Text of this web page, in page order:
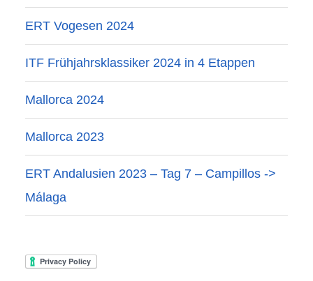
ERT Vogesen 2024
ITF Frühjahrsklassiker 2024 in 4 Etappen
Mallorca 2024
Mallorca 2023
ERT Andalusien 2023 – Tag 7 – Campillos ->
Málaga